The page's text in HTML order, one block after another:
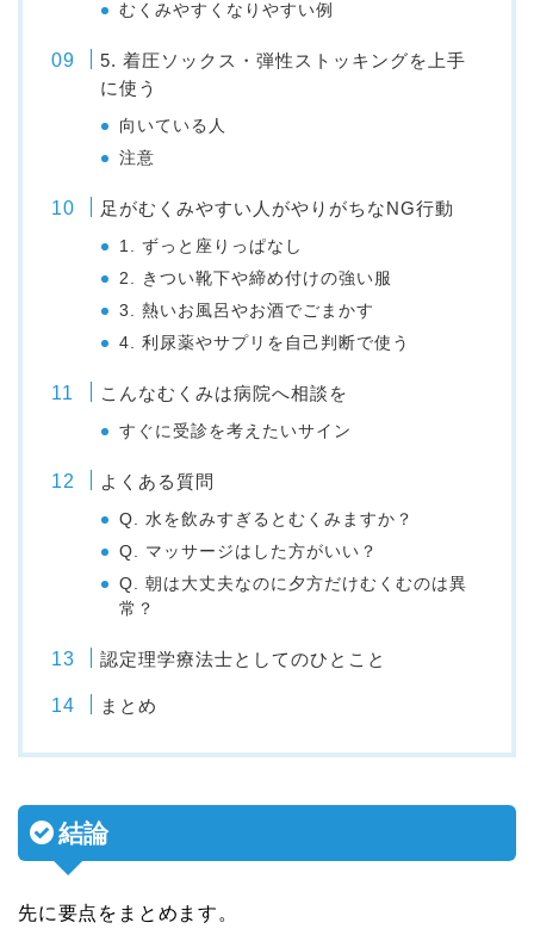
むくみやすくなりやすい例
5. 着圧ソックス・弾性ストッキングを上手
に使う
向いている人
注意
足がむくみやすい人がやりがちなNG行動
1. ずっと座りっぱなし
2. きつい靴下や締め付けの強い服
3. 熱いお風呂やお酒でごまかす
4. 利尿薬やサプリを自己判断で使う
こんなむくみは病院へ相談を
すぐに受診を考えたいサイン
よくある質問
Q. 水を飲みすぎるとむくみますか？
Q. マッサージはした方がいい？
Q. 朝は大丈夫なのに夕方だけむくむのは異
常？
認定理学療法士としてのひとこと
まとめ
結論
先に要点をまとめます。